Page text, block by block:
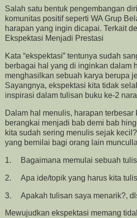
Salah satu bentuk pengembangan
komunitas positif seperti WA Grup
harapan yang ingin dicapai. Terkait
Ekspektasi Menjadi Prestasi
Kata “ekspektasi” tentunya sudah
berbagai hal yang di inginkan dalam
menghasilkan sebuah karya berupa
Sayangnya, ekspektasi kita tidak
inspirasi dalam tulisan buku ke-2
Dalam hal menulis, harapan
berangkai menjadi bab demi bab
kita sudah sering menulis sejak
yang bernilai bagi orang lain
1. Bagaimana memulai sebuah
2. Apa ide/topik yang harus kita
3. Apakah tulisan saya menarik?,
Mewujudkan ekspektasi memang